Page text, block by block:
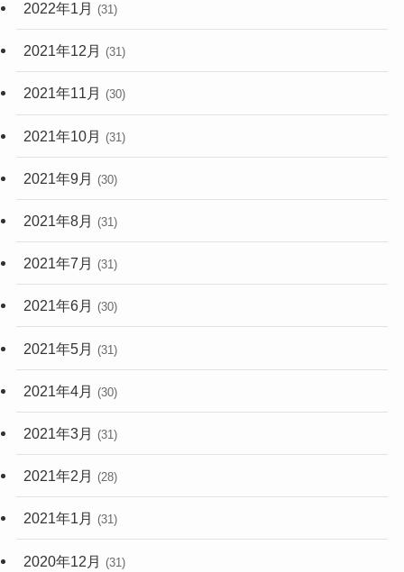
2022年1月 (31)
2021年12月 (31)
2021年11月 (30)
2021年10月 (31)
2021年9月 (30)
2021年8月 (31)
2021年7月 (31)
2021年6月 (30)
2021年5月 (31)
2021年4月 (30)
2021年3月 (31)
2021年2月 (28)
2021年1月 (31)
2020年12月 (31)